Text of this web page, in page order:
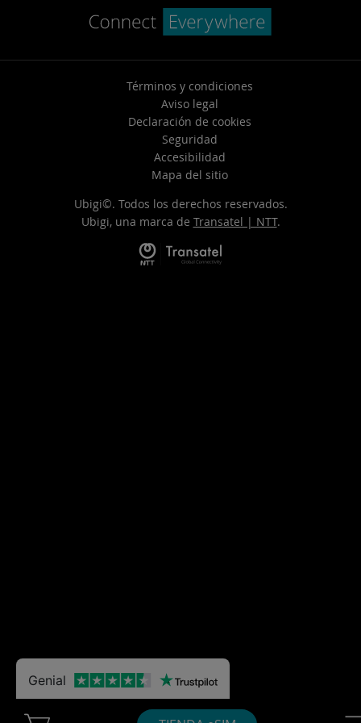
Términos y condiciones
Aviso legal
Declaración de cookies
Seguridad
Accesibilidad
Mapa del sitio
Ubigi©. Todos los derechos reservados.
Ubigi, una marca de Transatel | NTT.
Genial